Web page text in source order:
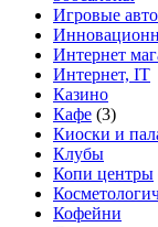
Игровые
Интернет
Интернет, IT
Казино
Кафе (3)
Киоски и
Клубы
Копи центры
Кофейни